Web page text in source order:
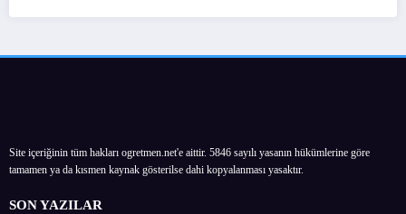
Site içeriğinin tüm hakları ogretmen.net'e aittir. 5846 sayılı yasanın hükümlerine göre
tamamen ya da kısmen kaynak gösterilse dahi kopyalanması yasaktır.
SON YAZILAR